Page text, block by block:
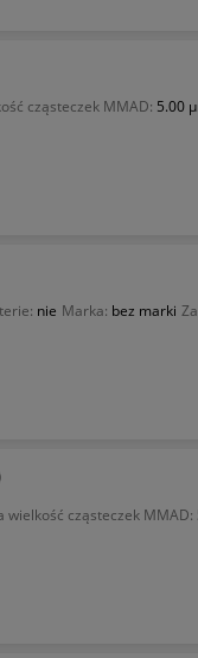
cząsteczek MMAD: 5.00
nie Marka: bez marki
wielkość cząsteczek MMAD: